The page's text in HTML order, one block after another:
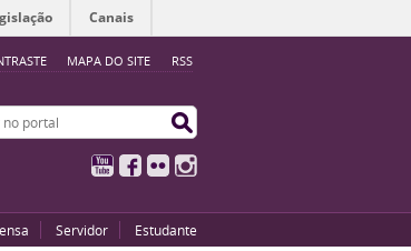
MAPA DO SITE RSS
Canais
portal
YouTubeFacebook
Flickr
Servidor Estudante